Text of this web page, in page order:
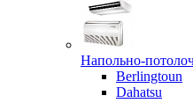
Напольно-
Berlingtoun
Dahatsu